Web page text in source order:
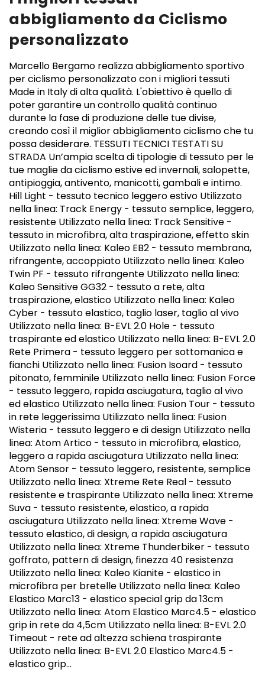
abbigliamento da Ciclismo
personalizzato
Marcello Bergamo realizza abbigliamento sportivo
per ciclismo personalizzato con i migliori tessuti
Made in Italy di alta qualità. L'obiettivo è quello di
poter garantire un controllo qualità continuo
durante la fase di produzione delle tue divise,
creando così il miglior abbigliamento ciclismo che tu
possa desiderare. TESSUTI TECNICI TESTATI SU
STRADA Un’ampia scelta di tipologie di tessuto per le
tue maglie da ciclismo estive ed invernali, salopette,
antipioggia, antivento, manicotti, gambali e intimo.
Hill Light - tessuto tecnico leggero estivo Utilizzato
nella linea: Track Energy - tessuto semplice, leggero,
resistente Utilizzato nella linea: Track Sensitive -
tessuto in microfibra, alta traspirazione, effetto skin
Utilizzato nella linea: Kaleo EB2 - tessuto membrana,
rifrangente, accoppiato Utilizzato nella linea: Kaleo
Twin PF - tessuto rifrangente Utilizzato nella linea:
Kaleo Sensitive GG32 - tessuto a rete, alta
traspirazione, elastico Utilizzato nella linea: Kaleo
Cyber - tessuto elastico, taglio laser, taglio al vivo
Utilizzato nella linea: B-EVL 2.0 Hole - tessuto
traspirante ed elastico Utilizzato nella linea: B-EVL 2.0
Rete Primera - tessuto leggero per sottomanica e
fianchi Utilizzato nella linea: Fusion Isoard - tessuto
pitonato, femminile Utilizzato nella linea: Fusion Force
- tessuto leggero, rapida asciugatura, taglio al vivo
ed elastico Utilizzato nella linea: Fusion Tour - tessuto
in rete leggerissima Utilizzato nella linea: Fusion
Wisteria - tessuto leggero e di design Utilizzato nella
linea: Atom Artico - tessuto in microfibra, elastico,
leggero a rapida asciugatura Utilizzato nella linea:
Atom Sensor - tessuto leggero, resistente, semplice
Utilizzato nella linea: Xtreme Rete Real - tessuto
resistente e traspirante Utilizzato nella linea: Xtreme
Suva - tessuto resistente, elastico, a rapida
asciugatura Utilizzato nella linea: Xtreme Wave -
tessuto elastico, di design, a rapida asciugatura
Utilizzato nella linea: Xtreme Thunderbiker - tessuto
goffrato, pattern di design, finezza 40 resistenza
Utilizzato nella linea: Kaleo Kianite - elastico in
microfibra per bretelle Utilizzato nella linea: Kaleo
Elastico Marc13 - elastico special grip da 13cm
Utilizzato nella linea: Atom Elastico Marc4.5 - elastico
grip in rete da 4,5cm Utilizzato nella linea: B-EVL 2.0
Timeout - rete ad altezza schiena traspirante
Utilizzato nella linea: B-EVL 2.0 Elastico Marc4.5 -
elastico grip...